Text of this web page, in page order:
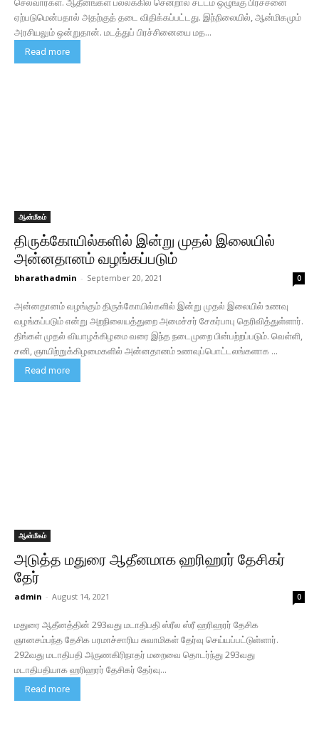
ஏற்படுமென்பதால் அதற்குத் தடை விதிக்கப்பட்டது. இந்நிலையில், ஆன்மிகமும்
அரசியலும் ஒன்றுதான். மடத்துப் பிரச்சினையை மத...
Read more
ஆன்மீகம்
திருக்கோயில்களில் இன்று முதல் இலையில்
அன்னதானம் வழங்கப்படும்
bharathadmin - September 20, 2021 0
அன்னதானம் வழங்கும் திருக்கோயில்களில் இன்று முதல் இலையில் உணவு
வழங்கப்படும் என்று அறநிலையத்துறை அமைச்சர் சேகர்பாபு தெரிவித்துள்ளார்.
திங்கள் முதல் வியாழக்கிழமை வரை இந்த நடைமுறை பின்பற்றப்படும். வெள்ளி,
சனி, ஞாயிற்றுக்கிழமைகளில் அன்னதானம் உணவுப்பொட்டலங்களாக ...
Read more
ஆன்மீகம்
அடுத்த மதுரை ஆதீனமாக ஹரிஹரர் தேசிகர்
தேர்
admin - August 14, 2021 0
மதுரை ஆதீனத்தின் 293வது மடாதிபதி ஸ்ரீல ஸ்ரீ ஹரிஹரர் தேசிக
ஞானசம்பந்த தேசிக பரமாச்சாரிய சுவாமிகள் தேர்வு செய்யப்பட்டுள்ளார்.
292வது மடாதிபதி அருணகிரிநாதர் மறைவை தொடர்ந்து 293வது
மடாதிபதியாக ஹரிஹரர் தேசிகர் தேர்வு...
Read more